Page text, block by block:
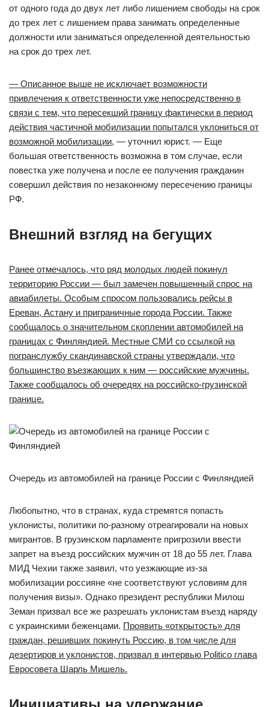
от одного года до двух лет либо лишением свободы на срок
до трех лет с лишением права занимать определенные
должности или заниматься определенной деятельностью
на срок до трех лет.
— Описанное выше не исключает возможности
привлечения к ответственности уже непосредственно в
связи с тем, что пересекший границу фактически в период
действия частичной мобилизации попытался уклониться от
возможной мобилизации, — уточнил юрист. — Еще
большая ответственность возможна в том случае, если
повестка уже получена и после ее получения гражданин
совершил действия по незаконному пересечению границы
РФ.
Внешний взгляд на бегущих
Ранее отмечалось, что ряд молодых людей покинул
территорию России — был замечен повышенный спрос на
авиабилеты. Особым спросом пользовались рейсы в
Ереван, Астану и приграничные города России. Также
сообщалось о значительном скоплении автомобилей на
границах с Финляндией. Местные СМИ со ссылкой на
погранслужбу скандинавской страны утверждали, что
большинство въезжающих к ним — российские мужчины.
Также сообщалось об очередях на российско-грузинской
границе.
Очередь из автомобилей на границе России с Финляндией
Любопытно, что в странах, куда стремятся попасть
уклонисты, политики по-разному отреагировали на новых
мигрантов. В грузинском парламенте пригрозили ввести
запрет на въезд российских мужчин от 18 до 55 лет. Глава
МИД Чехии также заявил, что уезжающие из-за
мобилизации россияне «не соответствуют условиям для
получения визы». Однако президент республики Милош
Земан призвал все же разрешать уклонистам въезд наряду
с украинскими беженцами. Проявить «открытость» для
граждан, решивших покинуть Россию, в том числе для
дезертиров и уклонистов, призвал в интервью Politico глава
Евросовета Шарль Мишель.